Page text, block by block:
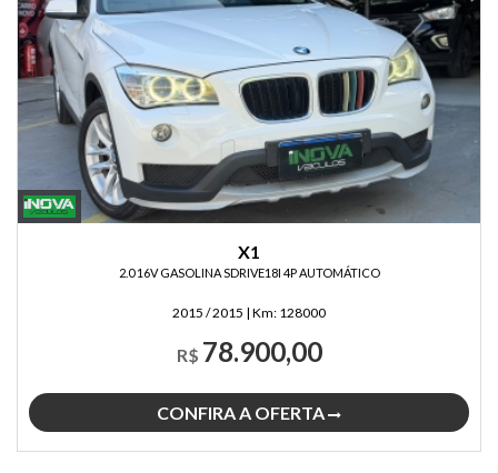
X1
2.0 16V GASOLINA SDRIVE18I 4P AUTOMÁTICO
2015 / 2015 | Km: 128000
R$ 78.900,00
CONFIRA A OFERTA